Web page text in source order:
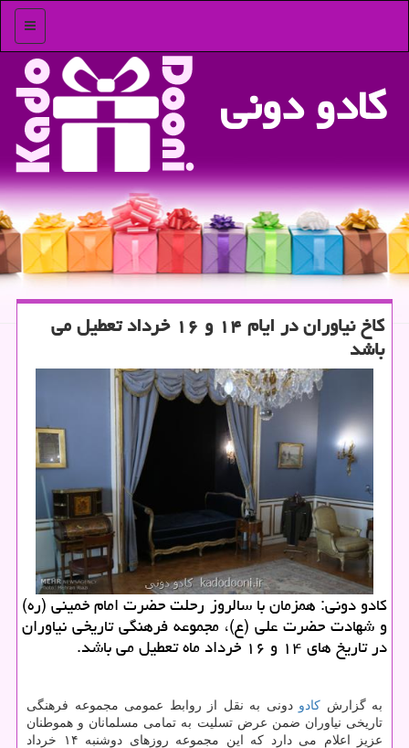
منو
كادو دونی
كاخ نیاوران در ایام ۱۴ و ۱۶ خرداد تعطیل می
باشد
كادو دونی: همزمان با سالروز رحلت حضرت امام خمینی (ره)
و شهادت حضرت علی (ع)، مجموعه فرهنگی تاریخی نیاوران
در تاریخ های ۱۴ و ۱۶ خرداد ماه تعطیل می باشد.
به گزارش كادو دونی به نقل از روابط عمومی مجموعه فرهنگی
تاریخی نیاوران ضمن عرض تسلیت به تمامی مسلمانان و هموطنان
عزیز اعلام می دارد كه این مجموعه روزهای دوشنبه ۱۴ خرداد